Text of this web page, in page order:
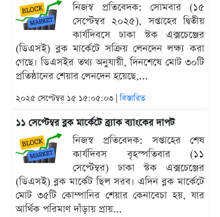
নিজস্ব প্রতিবেদক: সোমবার (১৫
সেপ্টেম্বর ২০২৫), সপ্তাহের দ্বিতীয়
কার্যদিবসে ঢাকা স্টক এক্সচেঞ্জের
(ডিএসই) ব্লক মার্কেটে সক্রিয় লেনদেন লক্ষ্য করা
গেছে। ডিএসইর তথ্য অনুযায়ী, দিনশেষে মোট ৩০টি
প্রতিষ্ঠানের শেয়ার লেনদেন হয়েছে,...
২০২৫ সেপ্টেম্বর ১৫ ১৫:০৫:০৩ |বিস্তারিত
১১ সেপ্টেম্বর ব্লক মার্কেটে ব্র্যাক ব্যাংকের দাপট
নিজস্ব প্রতিবেদক: সপ্তাহের শেষ
কার্যদিবস বৃহস্পতিবার (১১
সেপ্টেম্বর) ঢাকা স্টক এক্সচেঞ্জের
(ডিএসই) ব্লক মার্কেট ছিল সরব। এদিন ব্লক মার্কেটে
মোট ৩৫টি কোম্পানির শেয়ার কেনাবেচা হয়, যার
আর্থিক পরিমাণ দাঁড়ায় প্রায়...